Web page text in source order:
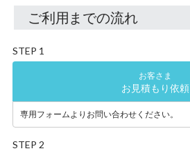
ご利用までの流れ
STEP 1
お客さま
お見積もり依頼
専用フォーム より お問い合わせください。
STEP 2